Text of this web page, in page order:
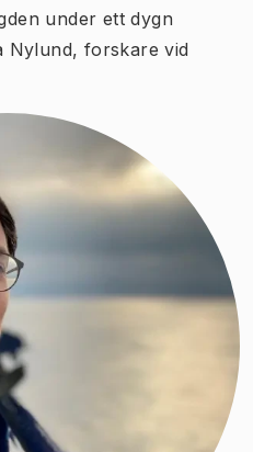
under ett dygn
Nylund, forskare vid